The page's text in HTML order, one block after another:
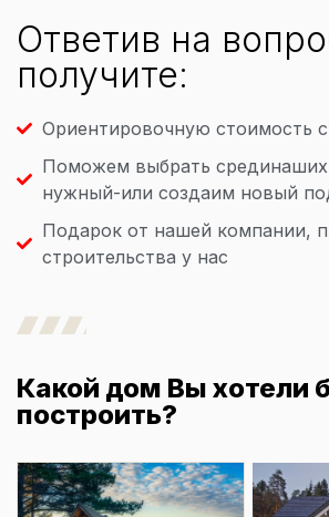
Ответив на
получите:
Ориентировочную стоимость
Поможем выбрать срединаших
нужный-или создаим новый
Подарок от нашей компании,
строительства у нас
Какой дом Вы хотели
построить?